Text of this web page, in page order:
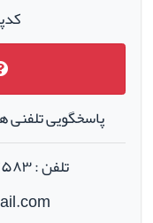
پاسخگویی تلفنی همه
تلفن : ۰۲۱۳۳۹۱۷۵۸۳ - ۰۲۱۳۳۹۱۴۴۳۴